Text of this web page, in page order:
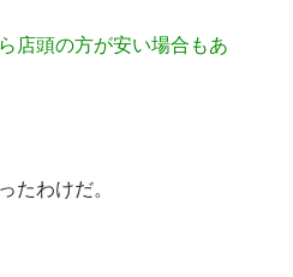
店頭の方が安い場合もあ
たわけだ。